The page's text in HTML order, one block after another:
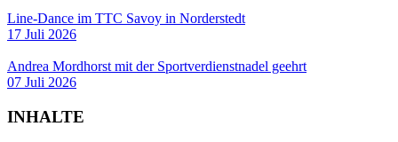
Line-Dance im TTC Savoy in Norderstedt
17 Juli 2026
Andrea Mordhorst mit der Sportverdienstnadel geehrt
07 Juli 2026
INHALTE